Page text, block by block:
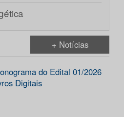
+ Notícias
do Edital 01/2026
Digitais